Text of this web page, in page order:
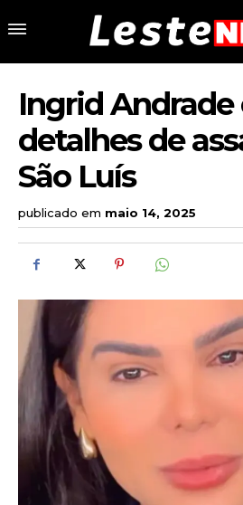
Ingrid Andrade
detalhes de
São Luís
publicado em maio 14, 2025